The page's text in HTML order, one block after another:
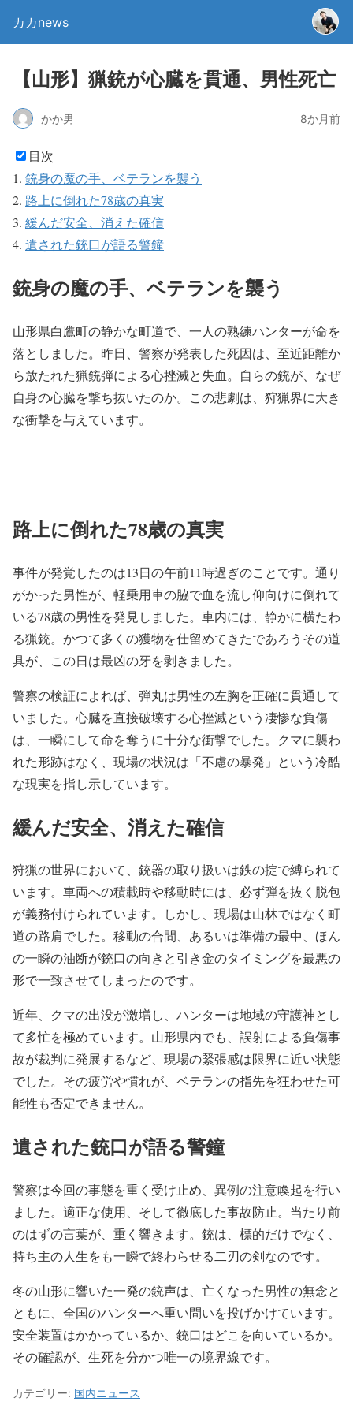
カカnews
【山形】猟銃が心臓を貫通、男性死亡
かか男 8か月前
目次
銃身の魔の手、ベテランを襲う
路上に倒れた78歳の真実
緩んだ安全、消えた確信
遺された銃口が語る警鐘
銃身の魔の手、ベテランを襲う
山形県白鷹町の静かな町道で、一人の熟練ハンターが命を
落としました。昨日、警察が発表した死因は、至近距離か
ら放たれた猟銃弾による心挫滅と失血。自らの銃が、なぜ
自身の心臓を撃ち抜いたのか。この悲劇は、狩猟界に大き
な衝撃を与えています。
路上に倒れた78歳の真実
事件が発覚したのは13日の午前11時過ぎのことです。通り
がかった男性が、軽乗用車の脇で血を流し仰向けに倒れて
いる78歳の男性を発見しました。車内には、静かに横たわ
る猟銃。かつて多くの獲物を仕留めてきたであろうその道
具が、この日は最凶の牙を剥きました。
警察の検証によれば、弾丸は男性の左胸を正確に貫通して
いました。心臓を直接破壊する心挫滅という凄惨な負傷
は、一瞬にして命を奪うに十分な衝撃でした。クマに襲わ
れた形跡はなく、現場の状況は「不慮の暴発」という冷酷
な現実を指し示しています。
緩んだ安全、消えた確信
狩猟の世界において、銃器の取り扱いは鉄の掟で縛られて
います。車両への積載時や移動時には、必ず弾を抜く脱包
が義務付けられています。しかし、現場は山林ではなく町
道の路肩でした。移動の合間、あるいは準備の最中、ほん
の一瞬の油断が銃口の向きと引き金のタイミングを最悪の
形で一致させてしまったのです。
近年、クマの出没が激増し、ハンターは地域の守護神とし
て多忙を極めています。山形県内でも、誤射による負傷事
故が裁判に発展するなど、現場の緊張感は限界に近い状態
でした。その疲労や慣れが、ベテランの指先を狂わせた可
能性も否定できません。
遺された銃口が語る警鐘
警察は今回の事態を重く受け止め、異例の注意喚起を行い
ました。適正な使用、そして徹底した事故防止。当たり前
のはずの言葉が、重く響きます。銃は、標的だけでなく、
持ち主の人生をも一瞬で終わらせる二刃の剣なのです。
冬の山形に響いた一発の銃声は、亡くなった男性の無念と
ともに、全国のハンターへ重い問いを投げかけています。
安全装置はかかっているか、銃口はどこを向いているか。
その確認が、生死を分かつ唯一の境界線です。
カテゴリー: 国内ニュース